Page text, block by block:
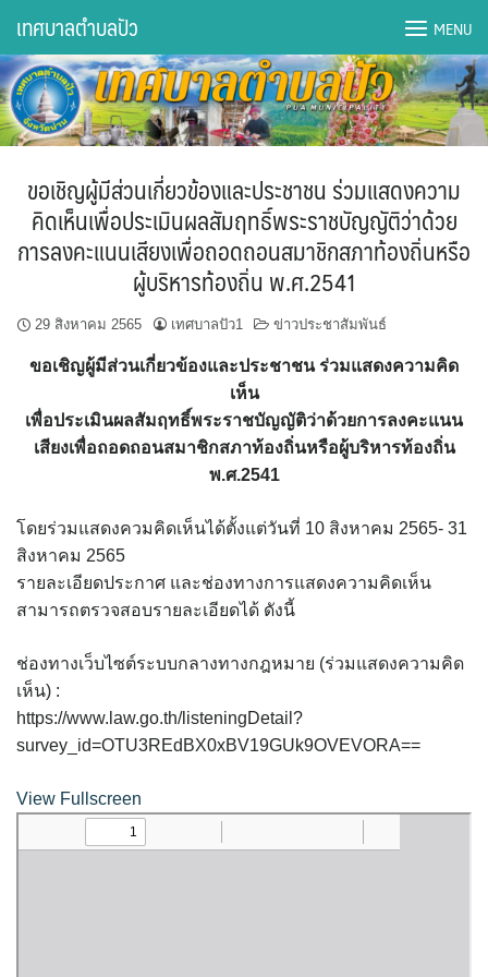
content
DWQA Ask Question
DWQA Questions
กองการศึกษา
กองคลัง
กองช่าง
กองยุทธศาสตร์และงบประมาณ
กองสาธารณสุขฯ
การเปิดเผยข้อมูลข่าวสารปี 2566 integrity transparency
ข้อกำหนดการใช้งาน
ข้อมูลประชากร
ข้อมูลพื้นฐานของศูนย์บริการนักท่องเที่ยว เทศบาลตำบลปัว
ขั้นตอนการขอรับบริการ
งบแสดงฐานะการเงิน เทศบาลตำบลปัว ประจำปีงบประมาณ 2561
เทศบาลตำบลปัว MENU
ขอเชิญผู้มีส่วนเกี่ยวข้องและประชาชน ร่วมแสดงความ
คิดเห็นเพื่อประเมินผลสัมฤทธิ์พระราชบัญญัติว่าด้วย
การลงคะแนนเสียงเพื่อถอดถอนสมาชิกสภาท้องถิ่นหรือ
ผู้บริหารท้องถิ่น พ.ศ.2541
29 สิงหาคม 2565 เทศบาลปัว1 ข่าวประชาสัมพันธ์
ขอเชิญผู้มีส่วนเกี่ยวข้องและประชาชน ร่วมแสดงความคิด
เห็น
เพื่อประเมินผลสัมฤทธิ์พระราชบัญญัติว่าด้วยการลงคะแนน
เสียงเพื่อถอดถอนสมาชิกสภาท้องถิ่นหรือผู้บริหารท้องถิ่น
พ.ศ.2541
โดยร่วมแสดงควมคิดเห็นได้ตั้งแต่วันที่ 10 สิงหาคม 2565- 31
สิงหาคม 2565
รายละเอียดประกาศ และช่องทางการแสดงความคิดเห็น
สามารถตรวจสอบรายละเอียดได้ ดังนี้
ช่องทางเว็บไซต์ระบบกลางทางกฎหมาย (ร่วมแสดงความคิด
เห็น) :
https://www.law.go.th/listeningDetail?
survey_id=OTU3REdBX0xBV19GUk9OVEVORA==
View Fullscreen